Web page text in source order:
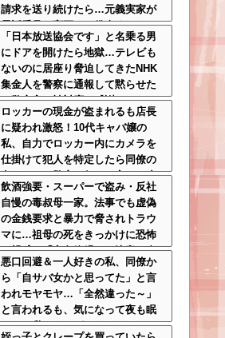
請求を送り続けたら…元義実家が
電話番号を変更し、借金まみれに
なっていた話ｗｗｗｗｗ
「日本放送協会です」と名乗る男
にドアを開けたら地獄…テレビも
ないのに居座り脅迫してきたNHK
集金人を警察に通報して黙らせた
←警察官の神対応に感謝しかない
ロッカーの現金が盗まれるも店長
に疑われ激怒！10代キャバ嬢の
私、自力でロッカー内にカメラを
仕掛けて犯人を特定したら同僚の
女だった…警察へ行くと言って止
められ、加害者に泣かれながら大
揉めして・・・
飲酒強要・スーパーで盗み・反社
自慢の毒叔母一家。法事でも虚偽
の金銭要求と暴力で脅されトラウ
マに…祖母の死をきっかけに恐怖
の親戚と「永久絶縁」を決意←自
分の身の安全を最優先にして大正
解
悪口回避＆一人好きの私、同僚か
ら「自サバ女かと思ってた」と言
われモヤモヤ…「全然違った～」
と言われるも、気になって夜も眠
れない私はどこがサバサバ？←ネ